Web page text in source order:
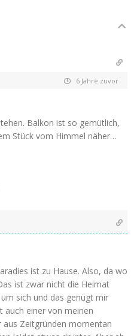
6 Jahre zuvor
Balkon ist so gemütlich,
Stück vom Himmel näher…
ist zu Hause. Also, da wo
ist zwar nicht die Heimat
sich und das genügt mir
auch einer von meinen
aus Zeitgründen momentan